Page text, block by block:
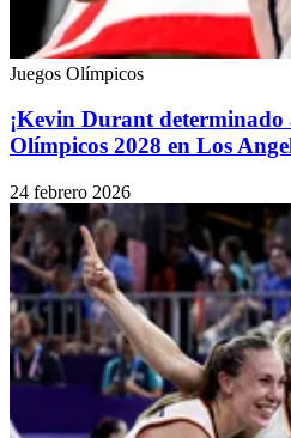
Juegos Olímpicos
¡Kevin Durant determinado
Olímpicos 2028 en Los
24 febrero 2026